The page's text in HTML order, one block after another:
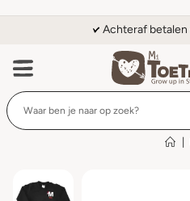
Achteraf betalen